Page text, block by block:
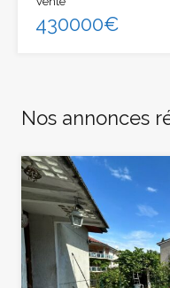
430000€
Nos annonces